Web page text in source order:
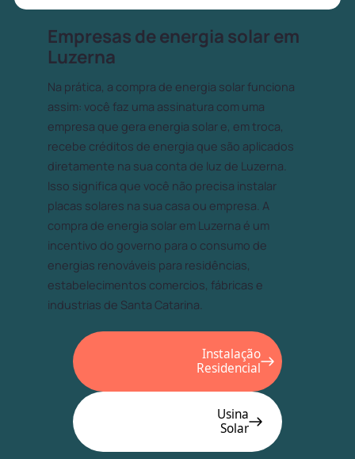
Empresas de energia solar em
Luzerna
Na prática, a compra de energia solar funciona
assim: você faz uma assinatura com uma
empresa que gera energia solar e, em troca,
recebe créditos de energia que são aplicados
diretamente na sua conta de luz de Luzerna.
Isso significa que você não precisa instalar
placas solares na sua casa ou empresa. A
compra de energia solar em Luzerna é um
incentivo do governo para o consumo de
energias renováveis para residências,
estabelecimentos comercios, fábricas e
industrias de Santa Catarina.
Instalação
Residencial
Usina
Solar